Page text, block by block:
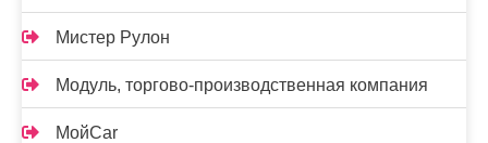
Мистер Рулон
Модуль, торгово-производственная компания
МойCar